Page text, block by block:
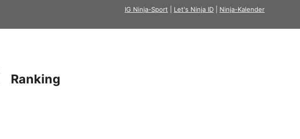
IG Ninja-Sport Let's Ninja ID Ninja-Kalender
Ranking